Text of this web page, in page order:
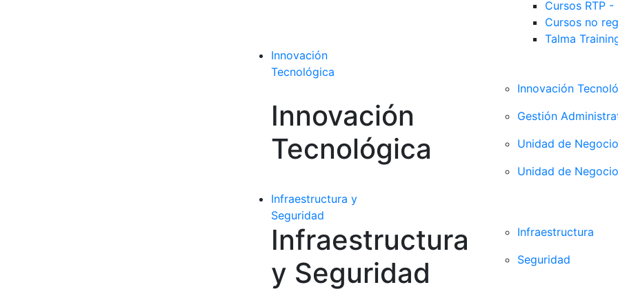
Cursos RTP -
Cursos no
Talma
Innovación
Tecnológica
Innovación
Tecnológica
Innovación
Gestión
Unidad de
Unidad de
Infraestructura y
Seguridad
Infraestructura
y Seguridad
Infraestructura
Seguridad